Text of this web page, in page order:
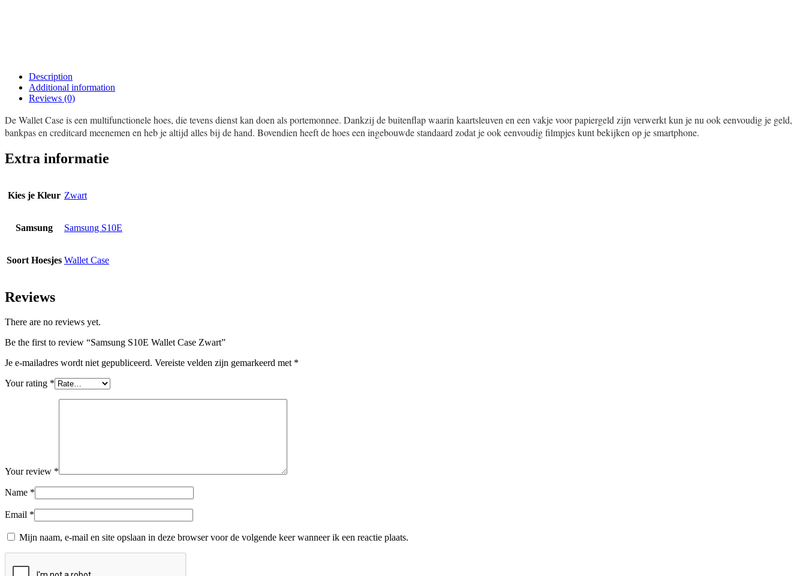
Description
Additional information
Reviews (0)
De Wallet Case is een multifunctionele hoes, die tevens dienst kan doen als portemonnee. Dankzij de buitenflap waarin kaartsleuven en een vakje voor papiergeld zijn verwerkt kun je nu ook eenvoudig je geld,
bankpas en creditcard meenemen en heb je altijd alles bij de hand. Bovendien heeft de hoes een ingebouwde standaard zodat je ook eenvoudig filmpjes kunt bekijken op je smartphone.
Extra informatie
Kies je Kleur Zwart
Samsung Samsung S10E
Soort Hoesjes Wallet Case
Reviews
There are no reviews yet.
Be the first to review “Samsung S10E Wallet Case Zwart”
Je e-mailadres wordt niet gepubliceerd. Vereiste velden zijn gemarkeerd met *
Your rating *
Your review *
Name *
Email *
Mijn naam, e-mail en site opslaan in deze browser voor de volgende keer wanneer ik een reactie plaats.